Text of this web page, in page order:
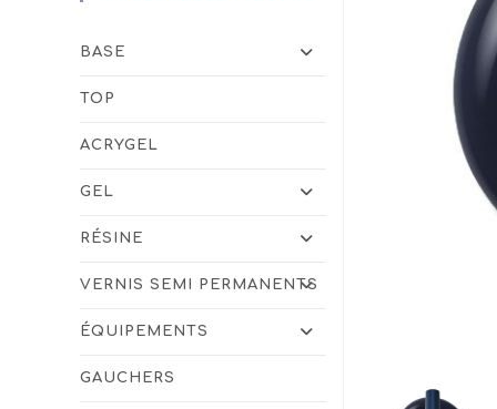
BASE
TOP
ACRYGEL
GEL
RÉSINE
VERNIS SEMI PERMANENTS
ÉQUIPEMENTS
GAUCHERS